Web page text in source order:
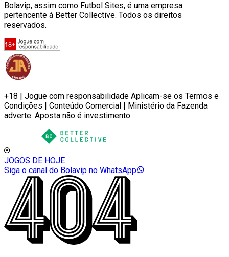
Bolavip, assim como Futbol Sites, é uma empresa
pertencente à Better Collective. Todos os direitos
reservados.
+18 | Jogue com responsabilidade Aplicam-se os Termos e
Condições | Conteúdo Comercial | Ministério da Fazenda
adverte: Aposta não é investimento.
JOGOS DE HOJE
Siga o canal do Bolavip no WhatsApp